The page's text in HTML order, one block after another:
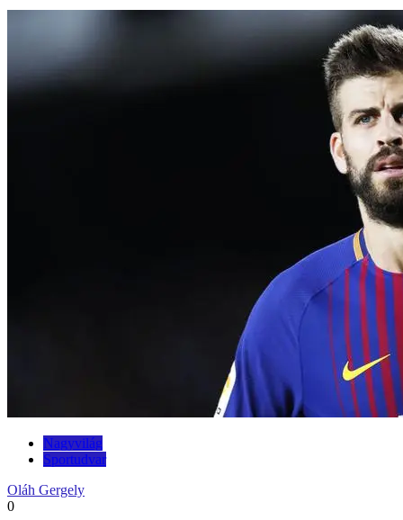
Nagyvilág
Sportudvar
Oláh Gergely
0